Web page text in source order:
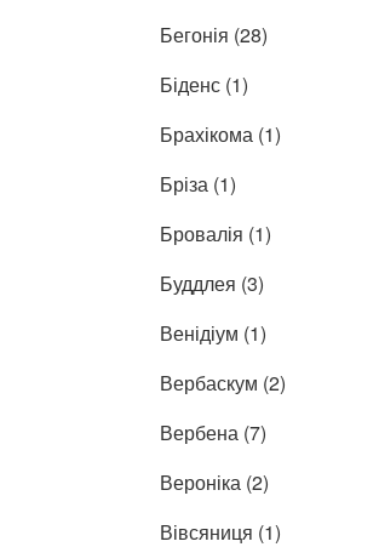
Бегонія (28)
Біденс (1)
Брахікома (1)
Бріза (1)
Бровалія (1)
Буддлея (3)
Венідіум (1)
Вербаскум (2)
Вербена (7)
Вероніка (2)
Вівсяниця (1)